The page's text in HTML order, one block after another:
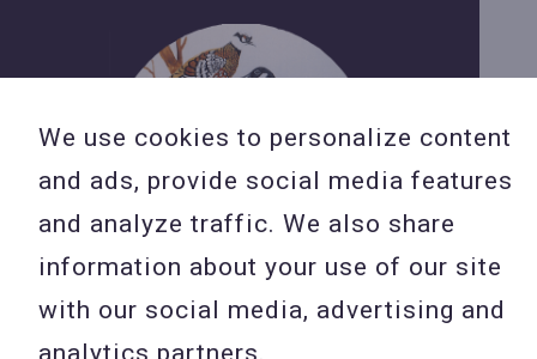
We use cookies to personalize content
and ads, provide social media features
and analyze traffic. We also share
information about your use of our site
with our social media, advertising and
analytics partners.